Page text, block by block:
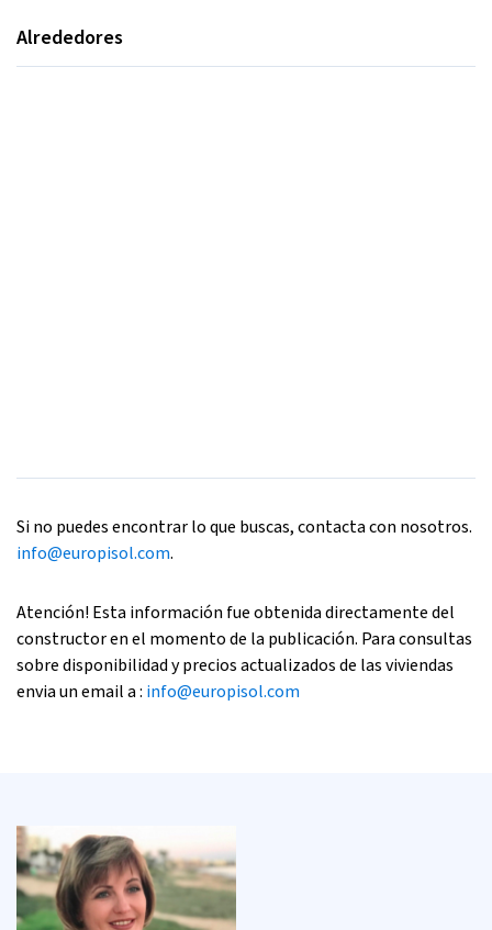
Alrededores
Si no puedes encontrar lo que buscas, contacta con nosotros.
info@europisol.com.
Atención! Esta información fue obtenida directamente del
constructor en el momento de la publicación. Para consultas
sobre disponibilidad y precios actualizados de las viviendas
envia un email a : info@europisol.com